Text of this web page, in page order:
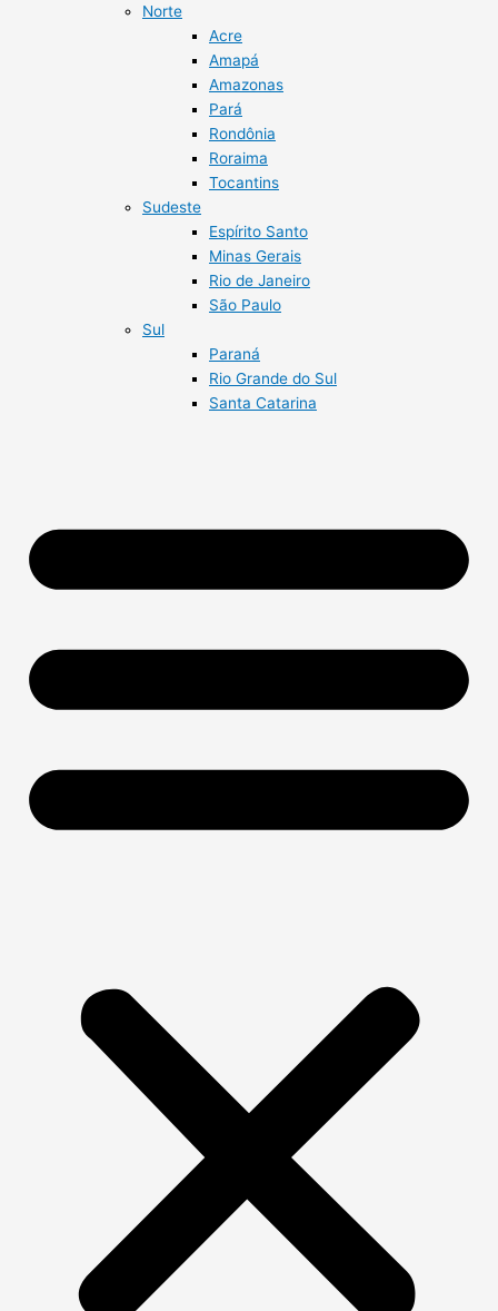
Norte
Acre
Amapá
Amazonas
Pará
Rondônia
Roraima
Tocantins
Sudeste
Espírito Santo
Minas Gerais
Rio de Janeiro
São Paulo
Sul
Paraná
Rio Grande do Sul
Santa Catarina